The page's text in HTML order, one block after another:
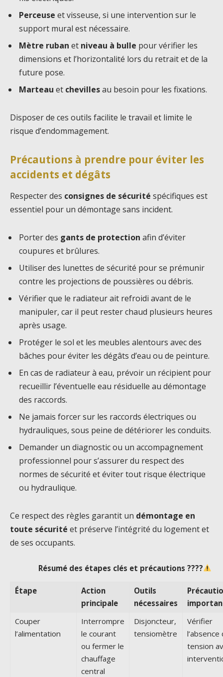
Perceuse et visseuse, si une intervention sur le
support mural est nécessaire.
Mètre ruban et niveau à bulle pour vérifier les
dimensions et l’horizontalité lors du retrait et de la
future pose.
Marteau et chevillesau besoin pour les fixations.
Disposer de ces outils facilite le travail et limite le
risque d’endommagement.
Précautions à prendre pour éviter les
accidents et dégâts
Respecter des consignes de sécurité spécifiques est
essentiel pour un démontage sans incident.
Porter des gants de protection afin d’éviter
coupures et brûlures.
Utiliser des lunettes de sécurité pour se prémunir
contre les projections de poussières ou débris.
Vérifier que le radiateur ait refroidi avant de le
manipuler, car il peut rester chaud plusieurs heures
après usage.
Protéger le sol et les meubles alentours avec des
bâches pour éviter les dégâts d’eau ou de peinture.
En cas de radiateur à eau, prévoir un récipient pour
recueillir l’éventuelle eau résiduelle au démontage
des raccords.
Ne jamais forcer sur les raccords électriques ou
hydrauliques, sous peine de détériorer les conduits.
Demander un diagnostic ou un accompagnement
professionnel pour s’assurer du respect des
normes de sécurité et éviter tout risque électrique
ou hydraulique.
Ce respect des règles garantit un démontage en
toute sécurité et préserve l’intégrité du logement et
de ses occupants.
Résumé des étapes clés et précautions ????
Étape
Action
principale
Outils
nécessaires
Couper
l’alimentation
Interrompre
le courant
ou fermer le
chauffage
central
Disjoncteur,
tensiomètre
Vérifier
l’absence
tension